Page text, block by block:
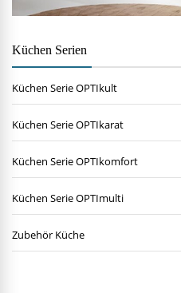
Küchen Serien
Küchen Serie OPTIkult
Küchen Serie OPTIkarat
Küchen Serie OPTIkomfort
Küchen Serie OPTImulti
Zubehör Küche